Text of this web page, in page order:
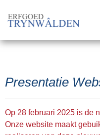
Presentatie
Op 28 februari 2025 is de
Onze website maakt